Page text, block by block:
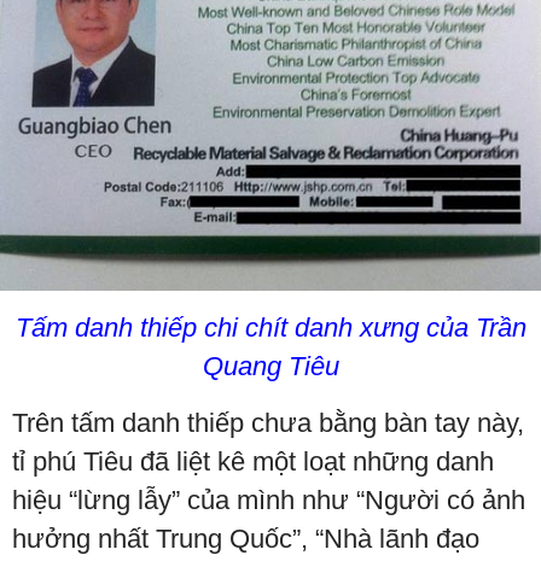
Tấm danh thiếp chi chít danh xưng của Trần
Quang Tiêu
Trên tấm danh thiếp chưa bằng bàn tay này,
tỉ phú Tiêu đã liệt kê một loạt những danh
hiệu “lừng lẫy” của mình như “Người có ảnh
hưởng nhất Trung Quốc”, “Nhà lãnh đạo